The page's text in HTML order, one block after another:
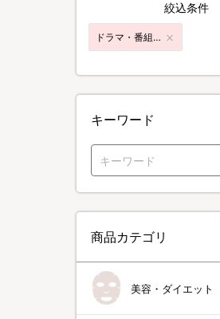
絞込条件
ドラマ・番組グッズ&DVD
キーワード
商品カテゴリ
美容・ダイエット